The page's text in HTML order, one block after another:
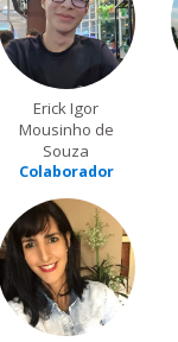
Erick Igor
Mousinho de
Souza
Colaborador